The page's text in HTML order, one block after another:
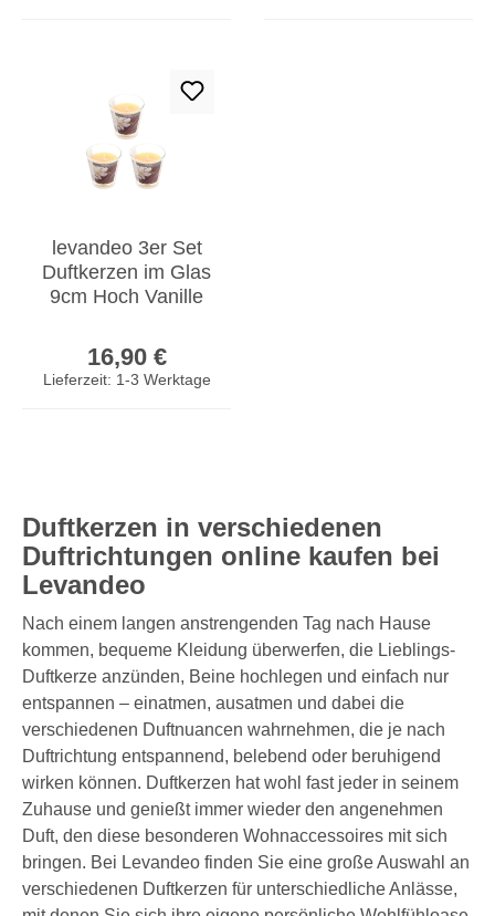
levandeo 3er Set
Duftkerzen im Glas
9cm Hoch Vanille
Deko
16,90 €
Lieferzeit: 1-3 Werktage
Duftkerzen in verschiedenen
Duftrichtungen online kaufen bei
Levandeo
Nach einem langen anstrengenden Tag nach Hause
kommen, bequeme Kleidung überwerfen, die Lieblings-
Duftkerze anzünden, Beine hochlegen und einfach nur
entspannen – einatmen, ausatmen und dabei die
verschiedenen Duftnuancen wahrnehmen, die je nach
Duftrichtung entspannend, belebend oder beruhigend
wirken können. Duftkerzen hat wohl fast jeder in seinem
Zuhause und genießt immer wieder den angenehmen
Duft, den diese besonderen Wohnaccessoires mit sich
bringen. Bei Levandeo finden Sie eine große Auswahl an
verschiedenen Duftkerzen für unterschiedliche Anlässe,